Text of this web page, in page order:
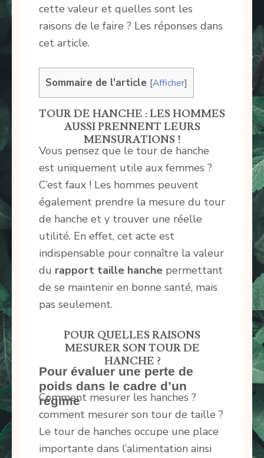
cette valeur et quelles sont les
raisons de le faire ? Les réponses dans
cet article.
Sommaire de l'article [Afficher]
TOUR DE HANCHE : LES HOMMES
AUSSI PRENNENT LEURS
MENSURATIONS !
Vous pensez que le tour de hanche
est uniquement utile aux femmes ?
C’est faux ! Les hommes peuvent
également prendre la mesure du tour
de hanche et y trouver une réelle
utilité. En effet, cet acte est
indispensable pour connaître la valeur
du rapport taille hanche permettant
de se maintenir en bonne santé, mais
pas seulement.
POUR QUELLES RAISONS
MESURER SON TOUR DE
HANCHE ?
Pour évaluer une perte de
poids dans le cadre d’un
régime
Comment mesurer les hanches ?
comment mesurer son tour de taille ?
Le tour de hanches occupe une place
importante dans l’alimentation ainsi